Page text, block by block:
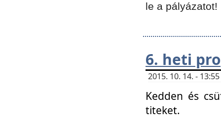
le a pályázatot!
6. heti
2015. 10. 14. -
Kedden és
titeket.